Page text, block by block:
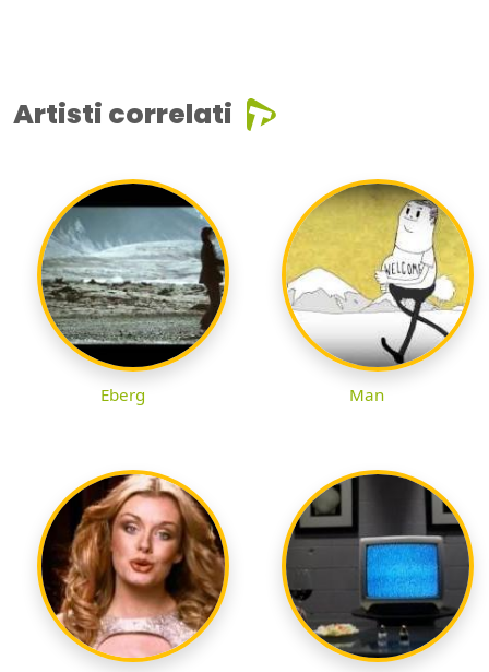
Artisti correlati
Eberg Man